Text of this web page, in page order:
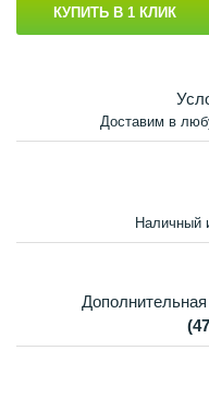
КУПИТЬ В 1 КЛИК
Доставим в
Наличный